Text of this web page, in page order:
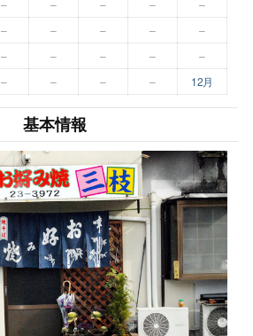
– – – –
–
– – – – –
– – – –
–
– – – – 12月
基本情報